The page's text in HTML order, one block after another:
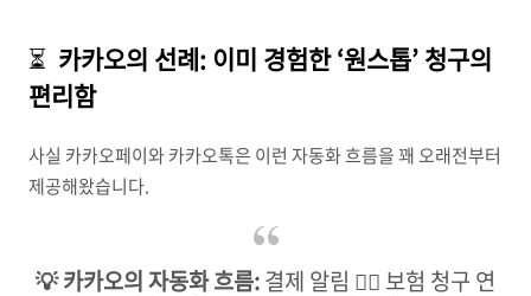
⏳ 카카오의 선례: 이미 경험한 ‘원스톱’ 청구의
편리함
사실 카카오페이와 카카오톡은 이런 자동화 흐름을 꽤 오래전부터
제공해왔습니다.
💡 카카오의 자동화 흐름:결제 알림 👉🏻 보험 청구 연